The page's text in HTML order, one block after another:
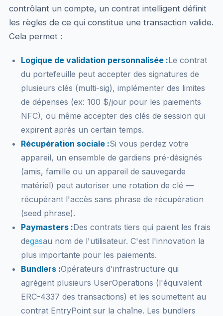
contrôlant un compte, un contrat intelligent définit
les règles de ce qui constitue une transaction valide.
Cela permet :
Logique de validation personnalisée :Le contrat
du portefeuille peut accepter des signatures de
plusieurs clés (multi-sig), implémenter des limites
de dépenses (ex: 100 $/jour pour les paiements
NFC), ou même accepter des clés de session qui
expirent après un certain temps.
Récupération sociale :Si vous perdez votre
appareil, un ensemble de gardiens pré-désignés
(amis, famille ou un appareil de sauvegarde
matériel) peut autoriser une rotation de clé —
récupérant l'accès sans phrase de récupération
(seed phrase).
Paymasters :Des contrats tiers qui paient les frais
degasau nom de l'utilisateur. C'est l'innovation la
plus importante pour les paiements.
Bundlers :Opérateurs d'infrastructure qui
agrègent plusieurs UserOperations (l'équivalent
ERC-4337 des transactions) et les soumettent au
contrat EntryPoint sur la chaîne. Les bundlers